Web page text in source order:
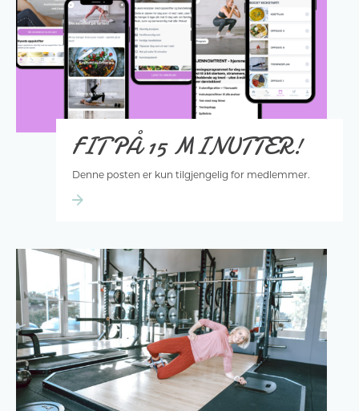
FIT PÅ 15 MINUTTER!
Denne posten er kun tilgjengelig for medlemmer.